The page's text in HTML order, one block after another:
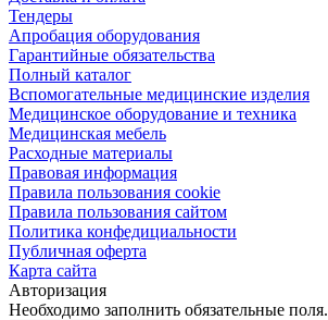
Тендеры
Апробация оборудования
Гарантийные обязательства
Полный каталог
Вспомогательные медицинские изделия
Медицинское оборудование и техника
Медицинская мебель
Расходные материалы
Правовая информация
Правила пользования cookie
Правила пользования сайтом
Политика конфедициальности
Публичная оферта
Карта сайта
Авторизация
Необходимо заполнить обязательные поля.